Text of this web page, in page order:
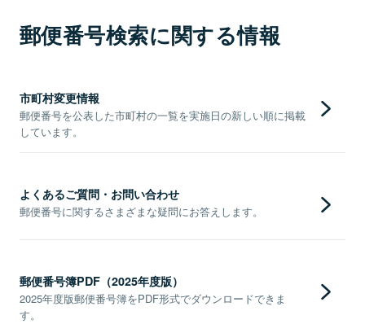
郵便番号検索に関する情報
市町村変更情報
郵便番号を公表した市町村の一覧を実施日の新しい順に掲載
しています。
よくあるご質問・お問い合わせ
郵便番号に関するさまざまな疑問にお答えします。
郵便番号簿PDF（2025年度版）
2025年度版郵便番号簿をPDF形式でダウンロードできま
す。